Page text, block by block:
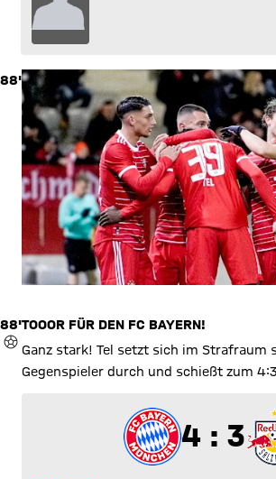
88'
88'
TOR
TOOOR FÜR DEN FC BAYERN!
Ganz stark! Tel setzt sich im Strafraum
Gegenspieler durch und schießt zum
4 zu 3
4 : 3